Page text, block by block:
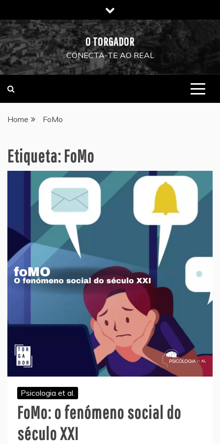
to
content
O TORGADOR
CONECTA-TE AO REAL
Home FoMo
Etiqueta:FoMo
Psicologia et al.
FoMo: o fenómeno social do
século XXI